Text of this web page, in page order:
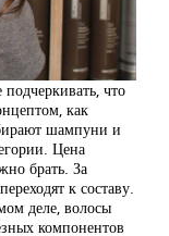
что
как
шампуни и
Цена
брать. За
к составу.
деле, волосы
компонентов